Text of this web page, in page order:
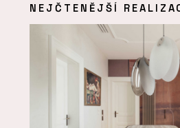
NEJČTENĚJŠÍ